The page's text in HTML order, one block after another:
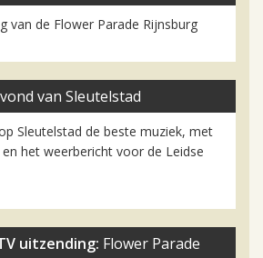
van de Flower Parade Rijnsburg
van Sleutelstad
Sleutelstad de beste muziek, met
het weerbericht voor de Leidse
uitzending: Flower Parade